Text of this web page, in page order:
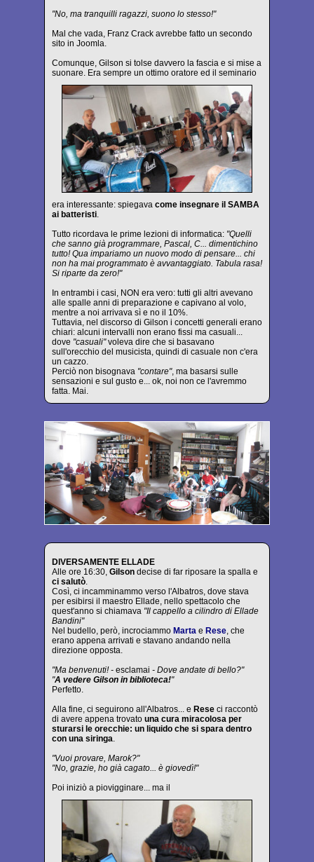
"No, ma tranquilli ragazzi, suono lo stesso!"
Mal che vada, Franz Crack avrebbe fatto un secondo
sito in Joomla.
Comunque, Gilson si tolse davvero la fascia e si mise a
suonare. Era sempre un ottimo oratore ed il seminario
era interessante: spiegava come insegnare il SAMBA
ai batteristi.
Tutto ricordava le prime lezioni di informatica: "Quelli
che sanno già programmare, Pascal, C... dimentichino
tutto! Qua impariamo un nuovo modo di pensare... chi
non ha mai programmato è avvantaggiato. Tabula rasa!
Si riparte da zero!"
In entrambi i casi, NON era vero: tutti gli altri avevano
alle spalle anni di preparazione e capivano al volo,
mentre a noi arrivava sì e no il 10%.
Tuttavia, nel discorso di Gilson i concetti generali erano
chiari: alcuni intervalli non erano fissi ma casuali...
dove "casuali"voleva dire che si basavano
sull'orecchio del musicista, quindi di casuale non c'era
un cazzo.
Perciò non bisognava "contare", ma basarsi sulle
sensazioni e sul gusto e... ok, noi non ce l'avremmo
fatta. Mai.
DIVERSAMENTE ELLADE
Alle ore 16:30, Gilson decise di far riposare la spalla e
ci salutò.
Così, ci incamminammo verso l'Albatros, dove stava
per esibirsi il maestro Ellade, nello spettacolo che
quest'anno si chiamava "Il cappello a cilindro di Ellade
Bandini"
Nel budello, però, incrociammo Marta e Rese, che
erano appena arrivati e stavano andando nella
direzione opposta.
"Ma benvenuti! - esclamai - Dove andate di bello?"
"A vedere Gilson in biblioteca!"
Perfetto.
Alla fine, ci seguirono all'Albatros... e Rese ci raccontò
di avere appena trovato una cura miracolosa per
sturarsi le orecchie: un liquido che si spara dentro
con una siringa.
"Vuoi provare, Marok?"
"No, grazie, ho già cagato... è giovedì!"
Poi iniziò a piovigginare... ma il